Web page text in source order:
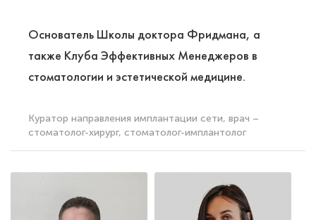
Основатель Школы доктора Фридмана, а
также Клуба Эффективных Менеджеров в
стоматологии и эстетической медицине.
Куратор направления имплантации сети, врач –
стоматолог-хирург, стоматолог-имплантолог